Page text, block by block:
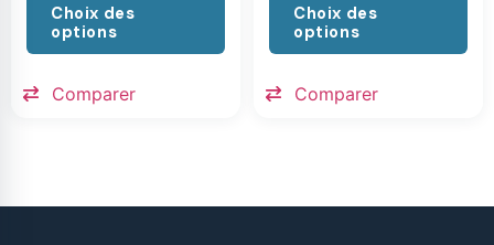
Choix des
options
Comparer
Choix des
options
Comparer